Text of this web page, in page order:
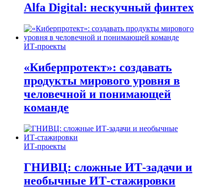
Alfa Digital: нескучный финтех
ИТ-проекты
«Киберпротект»: создавать
продукты мирового уровня в
человечной и понимающей
команде
ИТ-проекты
ГНИВЦ: сложные ИТ‑задачи и
необычные ИТ‑стажировки